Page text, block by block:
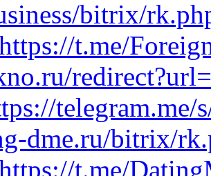
bitrix/
t.me/
telegram.me/
dme.ru/bitrix/
t.me/